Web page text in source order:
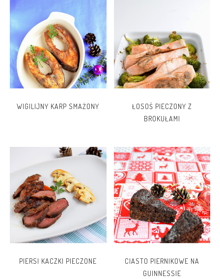
WIGILIJNY KARP SMAŻONY
ŁOSOŚ PIECZONY Z
BROKUŁAMI
PIERSI KACZKI PIECZONE
CIASTO PIERNIKOWE NA
GUINNESSIE